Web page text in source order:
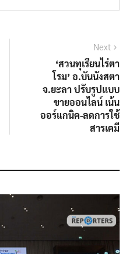
Next
post:
‘สวนทุเรียนไร่ตา
โรม’ อ.บันนังสตา
จ.ยะลา ปรับรูปแบบ
ขายออนไลน์ เน้น
ออร์แกนิค-ลดการใช้
สารเคมี